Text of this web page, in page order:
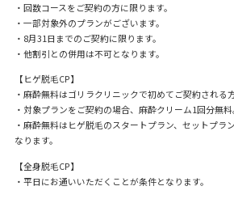
・回数コースをご契約の方に限ります。
・一部対象外のプランがございます。
・8月31日までのご契約に限ります。
・他割引との併用は不可となります。
【ヒゲ脱毛CP】
・麻酔無料はゴリラクリニックで初めてご契約される方
・対象プランをご契約の場合、麻酔クリーム1回分無料
・麻酔無料はヒゲ脱毛のスタートプラン、セットプラ
なります。
【全身脱毛CP】
・平日にお通いいただくことが条件となります。